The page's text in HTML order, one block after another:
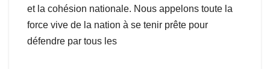
et la cohésion nationale. Nous appelons toute la
force vive de la nation à se tenir prête pour
défendre par tous les